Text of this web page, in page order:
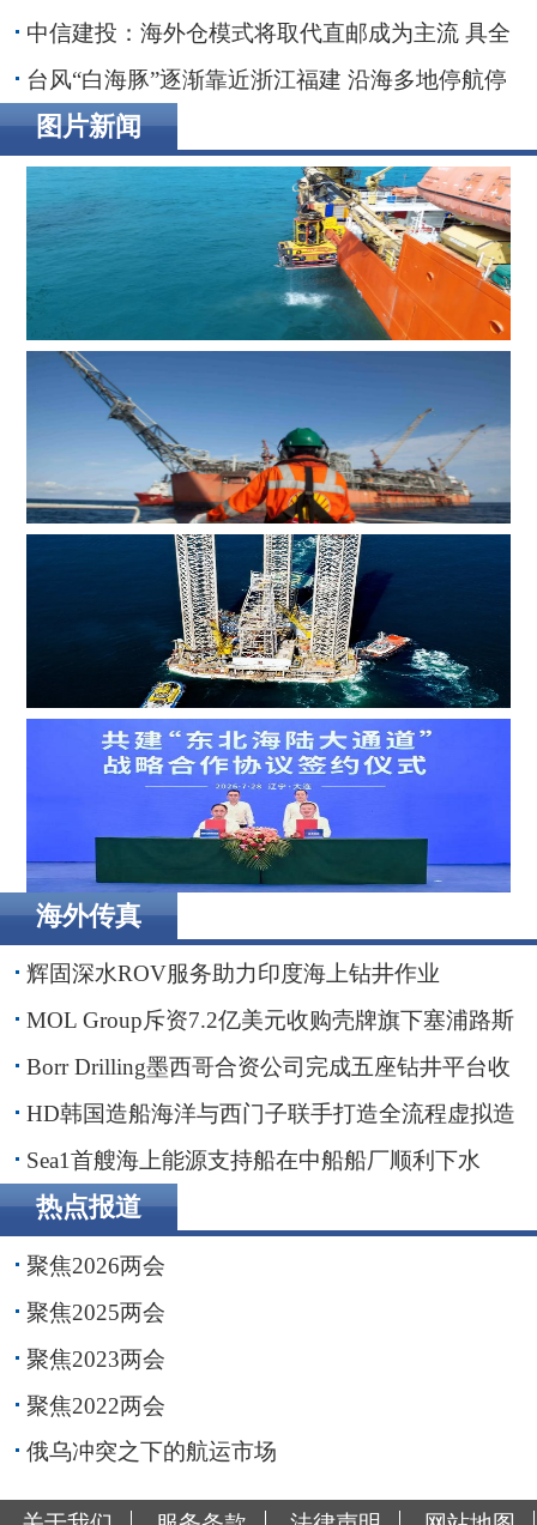
30亿融资搁浅数智化转型承压
中信建投：海外仓模式将取代直邮成为主流 具全
链条能力端到端整合者将最终胜出
台风“白海豚”逐渐靠近浙江福建 沿海多地停航停
工应对防范
图片新闻
辉固深水ROV服务助力印度海上钻井作业
MOL Group斥资7.2亿美元收购壳牌旗下塞浦路斯子公司
Borr Drilling墨西哥合资公司完成五座钻井平台收购，交易
额2.87亿美元
辽港集团携手国铁沈阳局，落地多项重点合作项目
海外传真
辉固深水ROV服务助力印度海上钻井作业
MOL Group斥资7.2亿美元收购壳牌旗下塞浦路斯
子公司
Borr Drilling墨西哥合资公司完成五座钻井平台收
购，交易额2.87亿美元
HD韩国造船海洋与西门子联手打造全流程虚拟造
船平台
Sea1首艘海上能源支持船在中船船厂顺利下水
热点报道
聚焦2026两会
聚焦2025两会
聚焦2023两会
聚焦2022两会
俄乌冲突之下的航运市场